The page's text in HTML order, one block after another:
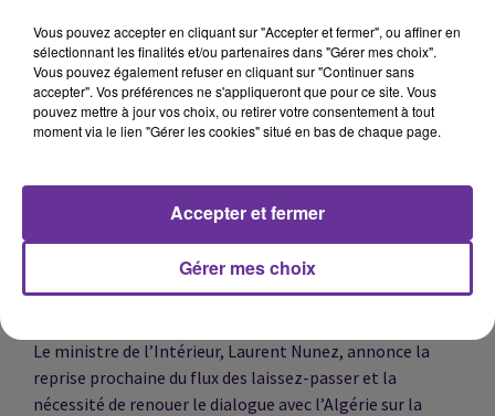
enjeux de ce premier affrontement depuis la prise de
pouvoir des jihadistes en décembre dernier.
Maroc : un plan ambitieux pour la jeunesse
Le gouvernement marocain dévoile un vaste programme
de près de 13 milliards d’euros et la création de plus de 27
000 postes. Mohamed Ezzouak explique les objectifs de
génération Z et à renforcer les services publics
essentiels.
Le ministre de l’Intérieur, Laurent Nunez, annonce la
reprise prochaine du flux des laissez-passer et la
nécessité de renouer le dialogue avec l’Algérie sur la
Vous pouvez accepter en cliquant sur "Accepter et fermer", ou affiner en
sélectionnant les finalités et/ou partenaires dans "Gérer mes choix".
Vous pouvez également refuser en cliquant sur "Continuer sans
accepter". Vos préférences ne s'appliqueront que pour ce site. Vous
pouvez mettre à jour vos choix, ou retirer votre consentement à tout
moment via le lien "Gérer les cookies" situé en bas de chaque page.
Gérer mes choix
Accepter et fermer